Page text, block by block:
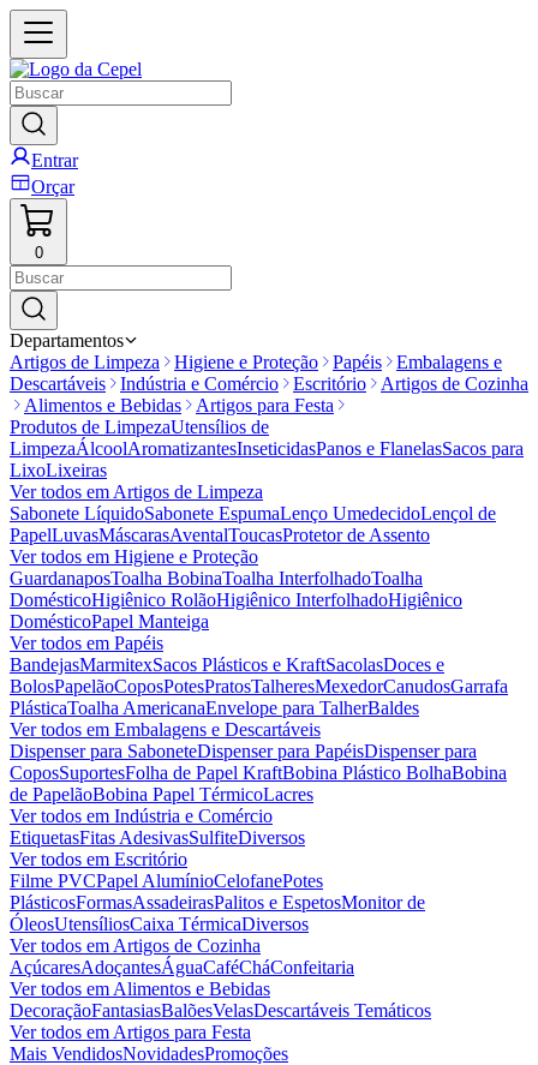
Entrar
Orçar
0
Departamentos
Artigos de Limpeza
Higiene e Proteção Papéis
Embalagens e
Descartáveis
Indústria e Comércio Escritório
Artigos de Cozinha
Alimentos e Bebidas
Artigos para Festa
Produtos de LimpezaUtensílios de
LimpezaÁlcoolAromatizantesInseticidasPanos e FlanelasSacos para
LixoLixeiras
Ver todos em Artigos de Limpeza
Sabonete LíquidoSabonete EspumaLenço UmedecidoLençol de
PapelLuvasMáscarasAventalToucasProtetor de Assento
Ver todos em Higiene e Proteção
GuardanaposToalha BobinaToalha InterfolhadoToalha
DomésticoHigiênico RolãoHigiênico InterfolhadoHigiênico
DomésticoPapel Manteiga
Ver todos em Papéis
BandejasMarmitexSacos Plásticos e KraftSacolasDoces e
BolosPapelãoCoposPotesPratosTalheresMexedorCanudosGarrafa
PlásticaToalha AmericanaEnvelope para TalherBaldes
Ver todos em Embalagens e Descartáveis
Dispenser para SaboneteDispenser para PapéisDispenser para
CoposSuportesFolha de Papel KraftBobina Plástico BolhaBobina
de PapelãoBobina Papel TérmicoLacres
Ver todos em Indústria e Comércio
EtiquetasFitas AdesivasSulfiteDiversos
Ver todos em Escritório
Filme PVCPapel AlumínioCelofanePotes
PlásticosFormasAssadeirasPalitos e EspetosMonitor de
ÓleosUtensíliosCaixa TérmicaDiversos
Ver todos em Artigos de Cozinha
AçúcaresAdoçantesÁguaCaféCháConfeitaria
Ver todos em Alimentos e Bebidas
DecoraçãoFantasiasBalõesVelasDescartáveis Temáticos
Ver todos em Artigos para Festa
Mais VendidosNovidadesPromoções